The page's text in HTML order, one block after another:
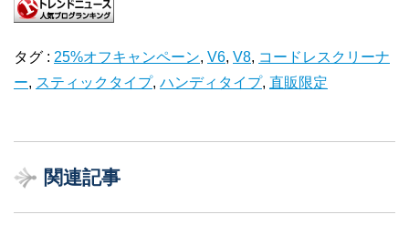
タグ : 25%オフキャンペーン, V6, V8, コードレスクリーナ
ー, スティックタイプ, ハンディタイプ, 直販限定
関連記事